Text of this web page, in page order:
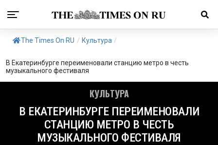
The Times On RU / Культура /
В Екатеринбурге переименовали станцию метро в честь
музыкального фестиваля
КУЛЬТУРА
В ЕКАТЕРИНБУРГЕ ПЕРЕИМЕНОВАЛИ
СТАНЦИЮ МЕТРО В ЧЕСТЬ
МУЗЫКАЛЬНОГО ФЕСТИВАЛЯ